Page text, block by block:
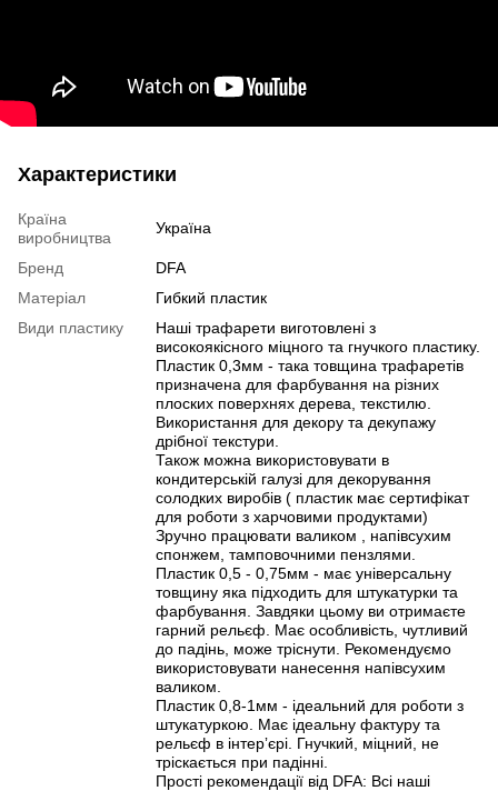
Характеристики
Країна
виробництва
Україна
Бренд
DFA
Матеріал
Гибкий пластик
Види пластику
Наші трафарети виготовлені з
високоякісного міцного та гнучкого пластику.
Пластик 0,3мм - така товщина трафаретів
призначена для фарбування на різних
плоских поверхнях дерева, текстилю.
Використання для декору та декупажу
дрібної текстури.
Також можна використовувати в
кондитерській галузі для декорування
солодких виробів ( пластик має сертифікат
для роботи з харчовими продуктами)
Зручно працювати валиком , напівсухим
спонжем, тамповочними пензлями.
Пластик 0,5 - 0,75мм - має універсальну
товщину яка підходить для штукатурки та
фарбування. Завдяки цьому ви отримаєте
гарний рельєф. Має особливість, чутливий
до падінь, може тріснути. Рекомендуємо
використовувати нанесення напівсухим
валиком.
Пластик 0,8-1мм - ідеальний для роботи з
штукатуркою. Має ідеальну фактуру та
рельєф в інтерʼєрі. Гнучкий, міцний, не
тріскається при падінні.
Прості рекомендації від DFA: Всі наші